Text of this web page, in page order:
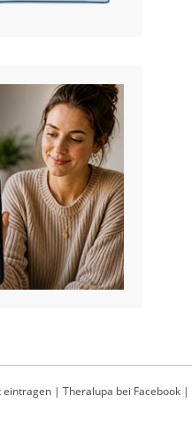
eintragen| Theralupa bei Facebook|